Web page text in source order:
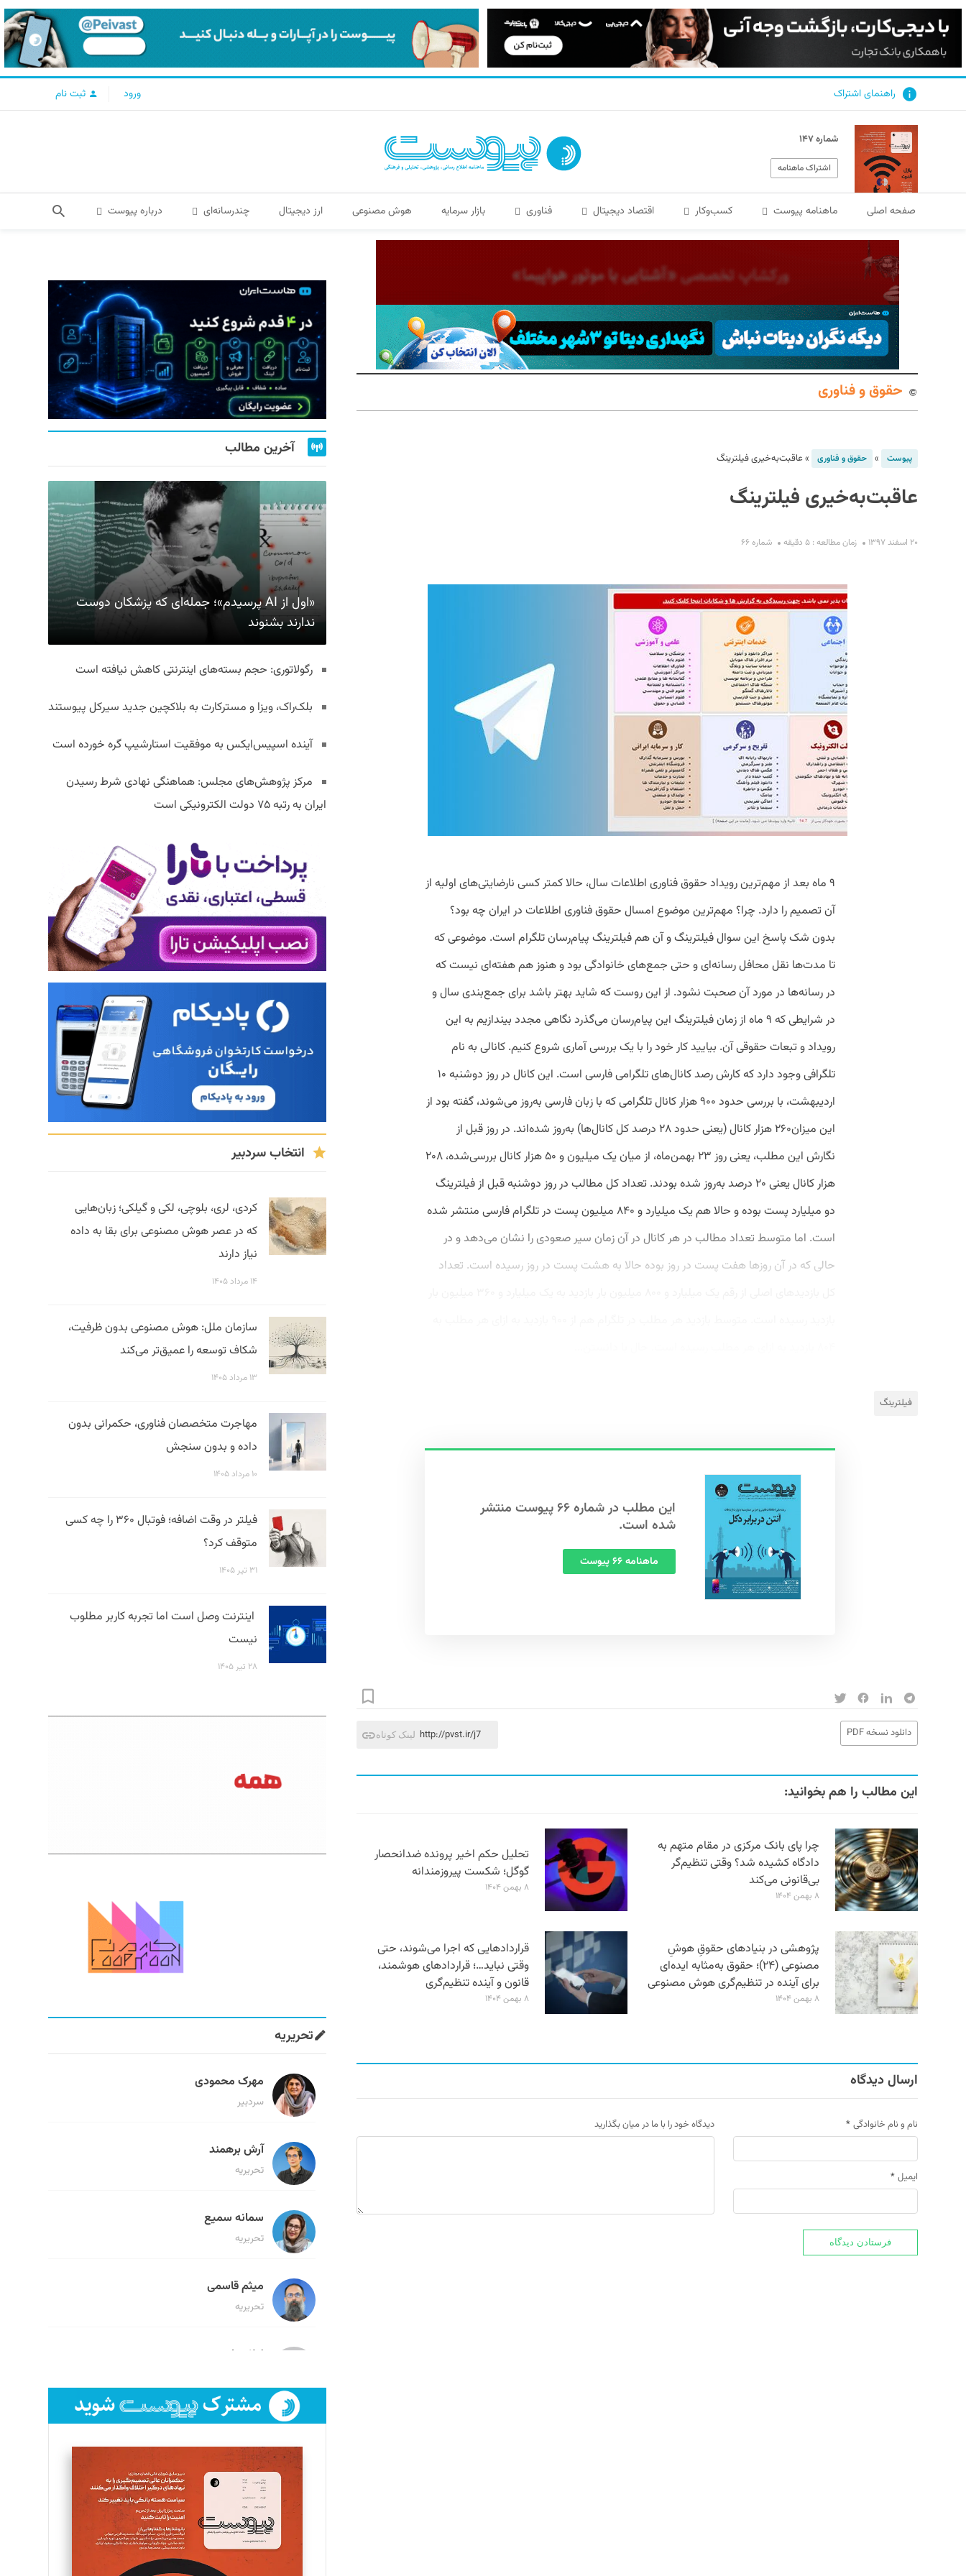
راهنمای اشتراک ورود ثبت نام
شماره ۱۴۷
اشتراک ماهنامه
صفحه اصلی ماهنامه پیوست کسب‌و‌کار اقتصاد دیجیتال فناوری بازار سرمایه هوش مصنوعی ارز دیجیتال چندرسانه‌ای درباره پیوست
حقوق و فناوری
پیوست » حقوق و فناوری »عاقبت‌به‌خیری فیلترینگ
عاقبت‌به‌خیری فیلترینگ
۲۰ اسفند ۱۳۹۷ زمان مطالعه : ۵ دقیقه شماره ۶۶
۹ ماه بعد از مهم‌ترین رویداد حقوق فناوری اطلاعات سال، حالا کمتر کسی نارضایتی‌های اولیه از
آن تصمیم را دارد. چرا؟ مهم‌ترین موضوع امسال حقوق فناوری اطلاعات در ایران چه بود؟
بدون شک پاسخ این سوال فیلترینگ و آن هم فیلترینگ پیام‌رسان تلگرام است. موضوعی که
تا مدت‌ها نقل محافل رسانه‌ای و حتی جمع‌های خانوادگی بود و هنوز هم هفته‌ای نیست که
در رسانه‌ها در مورد آن صحبت نشود. از این روست که شاید بهتر باشد برای جمع‌بندی سال و
در شرایطی که ۹ ماه از زمان فیلترینگ این پیام‌رسان می‌گذرد نگاهی مجدد بیندازیم به این
رویداد و تبعات حقوقی آن. بیایید کار خود را با یک بررسی آماری شروع کنیم. کانالی به نام
تلگرافی وجود دارد که کارش رصد کانال‌های تلگرامی فارسی است. این کانال در روز دوشنبه ۱۰
اردیبهشت، با بررسی حدود ۹۰۰ هزار کانال تلگرامی که با زبان فارسی به‌روز می‌شوند، گفته بود از
این میزان۲۶۰ هزار کانال (یعنی حدود ۲۸ درصد کل کانال‌ها) به‌روز شده‌اند. در روز قبل از
نگارش این مطلب، یعنی روز ۲۳ بهمن‌ماه، از میان یک میلیون و ۵۰ هزار کانال بررسی‌شده، ۲۰۸
هزار کانال یعنی ۲۰ درصد به‌روز شده بودند. تعداد کل مطالب در روز دوشنبه قبل از فیلترینگ
دو میلیارد پست بوده و حالا هم یک میلیارد و ۸۴۰ میلیون پست در تلگرام فارسی منتشر شده
است. اما متوسط تعداد مطالب در هر کانال در آن زمان سیر صعودی را نشان می‌دهد و در
حالی که در آن روزها هفت پست در روز بوده حالا به هشت پست در روز رسیده است. تعداد
فیلترینگ
این مطلب در شماره ۶۶ پیوست منتشر
شده است.
ماهنامه ۶۶ پیوست
دانلود نسخه PDF لینک کوتاه http://pvst.ir/j7
این مطالب را هم بخوانید:
چرا پای بانک مرکزی در مقام متهم به
دادگاه کشیده شد؟ وقتی تنظیم‌گر
بی‌قانونی می‌کند
۸ بهمن ۱۴۰۴
تحلیل حکم اخیر پرونده ضدانحصار
گوگل؛ شکست پیروزمندانه
۸ بهمن ۱۴۰۴
پژوهشی در بنیادهای حقوقِ هوشِ
مصنوعی (۲۴)؛ حقوق به‌مثابه ایده‌ای
برای آینده در تنظیم‌گری هوش مصنوعی
۸ بهمن ۱۴۰۴
قراردادهایی که اجرا می‌شوند، حتی
وقتی نباید…؛ قراردادهای هوشمند،
قانون و آینده تنظیم‌گری
۸ بهمن ۱۴۰۴
ارسال دیدگاه
نام و نام خانوادگی *
ایمیل *
دیدگاه خود را با ما در میان بگذارید
آخرین مطالب
«اول از AI پرسیدم»؛ جمله‌ای که پزشکان دوست
ندارند بشنوند
رگولاتوری: حجم بسته‌های اینترنتی کاهش نیافته است
بلک‌راک، ویزا و مسترکارت به بلاکچین جدید سیرکل پیوستند
آینده اسپیس‌ایکس به موفقیت استارشیپ گره خورده است
مرکز پژوهش‌های مجلس: هماهنگی نهادی شرط رسیدن
ایران به رتبه ۷۵ دولت الکترونیکی است
انتخاب سردبیر
کردی، لری، بلوچی، لکی و گیلکی؛ زبان‌هایی
که در عصر هوش مصنوعی برای بقا به داده
نیاز دارند
۱۴ مرداد ۱۴۰۵
سازمان ملل: هوش مصنوعی بدون ظرفیت،
شکاف توسعه را عمیق‌تر می‌کند
۱۳ مرداد ۱۴۰۵
مهاجرت متخصصان فناوری، حکمرانی بدون
داده و بدون سنجش
۱۰ مرداد ۱۴۰۵
فیلتر در وقت اضافه؛ فوتبال ۳۶۰ را چه کسی
متوقف کرد؟
۳۱ تیر ۱۴۰۵
اینترنت وصل است اما تجربه کاربر مطلوب
نیست
۲۸ تیر ۱۴۰۵
تحریریه
مهرک محمودی
سردبیر
آرش برهمند
تحریریه
سمانه سمیع
تحریریه
میثم قاسمی
تحریریه
لیلا حنارود
فائزه فتحی رستمی
تحریریه
سروش کرمیان
تحریریه
مینا پاکدل